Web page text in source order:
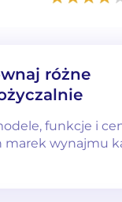
różne
funkcje i
marek wynajmu